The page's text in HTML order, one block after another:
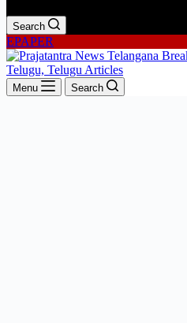
Search
EPAPER
Menu Search